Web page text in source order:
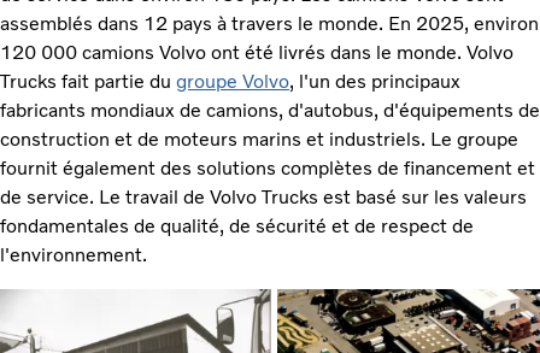
assemblés dans 12 pays à travers le monde. En 2025, environ
120 000 camions Volvo ont été livrés dans le monde. Volvo
Trucks fait partie du groupe Volvo, l'un des principaux
fabricants mondiaux de camions, d'autobus, d'équipements de
construction et de moteurs marins et industriels. Le groupe
fournit également des solutions complètes de financement et
de service. Le travail de Volvo Trucks est basé sur les valeurs
fondamentales de qualité, de sécurité et de respect de
l'environnement.